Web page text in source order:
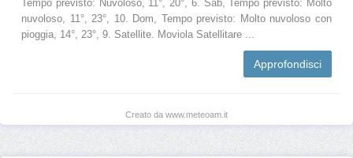
Tempo previsto: Nuvoloso, 11°, 20°, 6. Sab, Tempo previsto: Molto
nuvoloso, 11°, 23°, 10. Dom, Tempo previsto: Molto nuvoloso con
pioggia, 14°, 23°, 9. Satellite. Moviola Satellitare ...
Approfondisci
Creato da www.meteoam.it